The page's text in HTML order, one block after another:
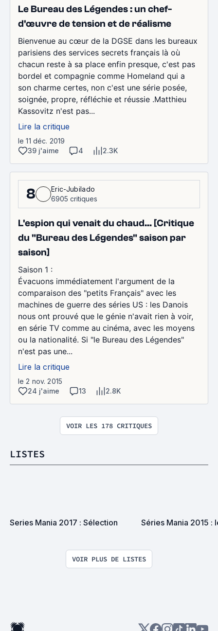
Le Bureau des Légendes : un chef-
d'œuvre de tension et de réalisme
Bienvenue au cœur de la DGSE dans les bureaux
parisiens des services secrets français là où
chacun reste à sa place enfin presque, c'est pas
bordel et compagnie comme Homeland qui a
son charme certes, non c'est une série posée,
soignée, propre, réfléchie et réussie .Matthieu
Kassovitz n'est pas...
Lire la critique
le 11 déc. 2019
39 j'aime
4 2.3K
8
Eric-Jubilado
6905 critiques
L'espion qui venait du chaud... [Critique
du "Bureau des Légendes" saison par
saison]
Saison 1 :
Évacuons immédiatement l'argument de la
comparaison des "petits Français" avec les
machines de guerre des séries US : les Danois
nous ont prouvé que le génie n'avait rien à voir,
en série TV comme au cinéma, avec les moyens
ou la nationalité. Si "le Bureau des Légendes"
n'est pas une...
Lire la critique
le 2 nov. 2015
24 j'aime
13 2.8K
VOIR LES 178 CRITIQUES
LISTES
Series Mania 2017 : Sélection Séries Mania 2015 :
VOIR PLUS DE LISTES